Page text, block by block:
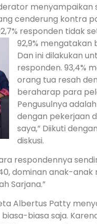
menyampaikan
cenderung kontra
responden tidak
92,9% mengatakan
Dan ini dilakukan
responden. 93,4%
orang tua resah
beraharap para
Pengusulnya
dengan pekerjaan
saya,” Diikuti
diskusi.
respondennya
dominan anak-anak
Sarjana.”
Albertus Patty
biasa saja.